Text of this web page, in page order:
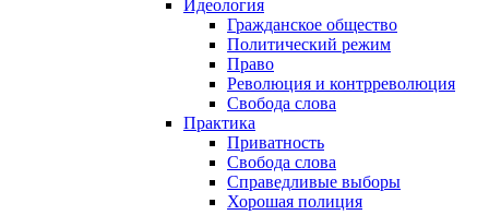
Идеология
Гражданское общество
Политический режим
Право
Революция и контрреволюция
Свобода слова
Практика
Приватность
Свобода слова
Справедливые выборы
Хорошая полиция